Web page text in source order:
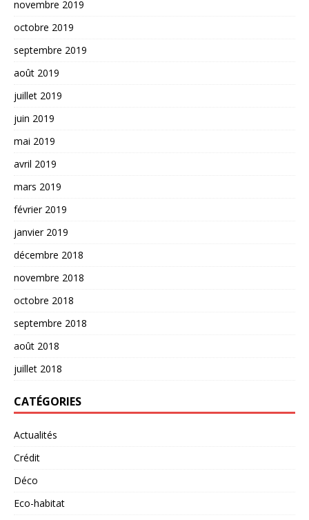
novembre 2019
octobre 2019
septembre 2019
août 2019
juillet 2019
juin 2019
mai 2019
avril 2019
mars 2019
février 2019
janvier 2019
décembre 2018
novembre 2018
octobre 2018
septembre 2018
août 2018
juillet 2018
CATÉGORIES
Actualités
Crédit
Déco
Eco-habitat